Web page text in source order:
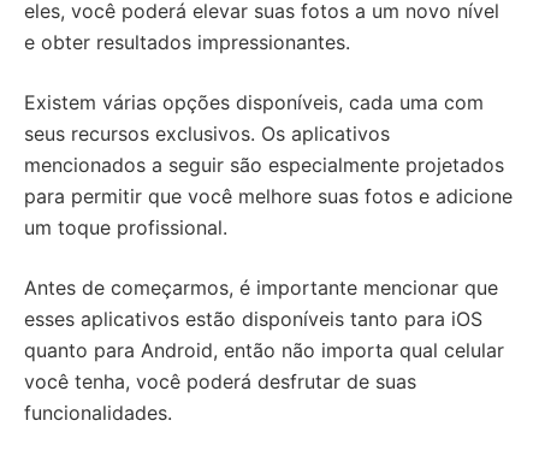
eles, você poderá elevar suas fotos a um novo nível
e obter resultados impressionantes.
Existem várias opções disponíveis, cada uma com
seus recursos exclusivos. Os aplicativos
mencionados a seguir são especialmente projetados
para permitir que você melhore suas fotos e adicione
um toque profissional.
Antes de começarmos, é importante mencionar que
esses aplicativos estão disponíveis tanto para iOS
quanto para Android, então não importa qual celular
você tenha, você poderá desfrutar de suas
funcionalidades.